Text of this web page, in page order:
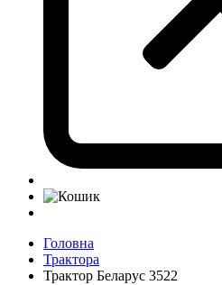
Головна
Трактора
Трактор Беларус 3522